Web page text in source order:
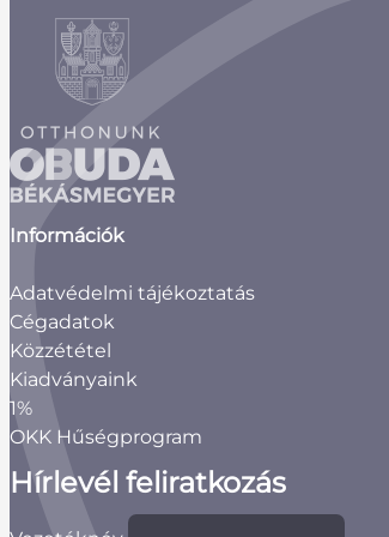
Információk
Adatvédelmi tájékoztatás
Cégadatok
Közzététel
Kiadványaink
1%
OKK Hűségprogram
Hírlevél feliratkozás